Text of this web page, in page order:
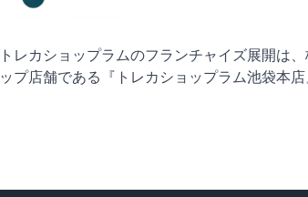
トレカショップラムのフランチャイズ展開は
ップ店舗である『トレカショップラム池袋本